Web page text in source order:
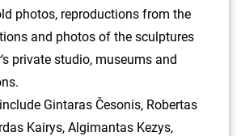
photos, reproductions from the
and photos of the sculptures
private studio, museums and
Gintaras Česonis, Robertas
Kairys, Algimantas Kezys,